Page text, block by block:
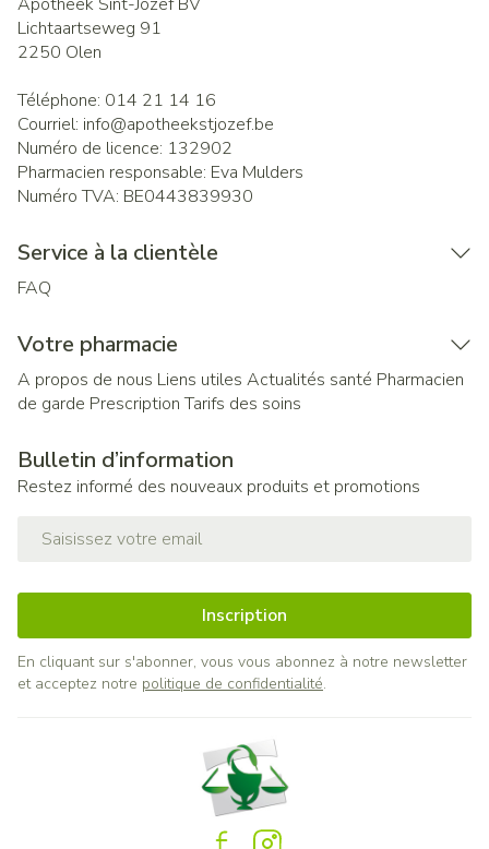
Lichtaartseweg 91
2250 Olen
Téléphone: 014 21 14 16
Courriel: info@apotheekstjozef.be
Numéro de licence: 132902
Pharmacien responsable: Eva Mulders
Numéro TVA: BE0443839930
Service à la clientèle
FAQ
Votre pharmacie
A propos de nous Liens utiles Actualités santé Pharmacien
de garde Prescription Tarifs des soins
Bulletin d’information
Restez informé des nouveaux produits et promotions
Inscription
En cliquant sur s'abonner, vous vous abonnez à notre newsletter
et acceptez notre politique de confidentialité.